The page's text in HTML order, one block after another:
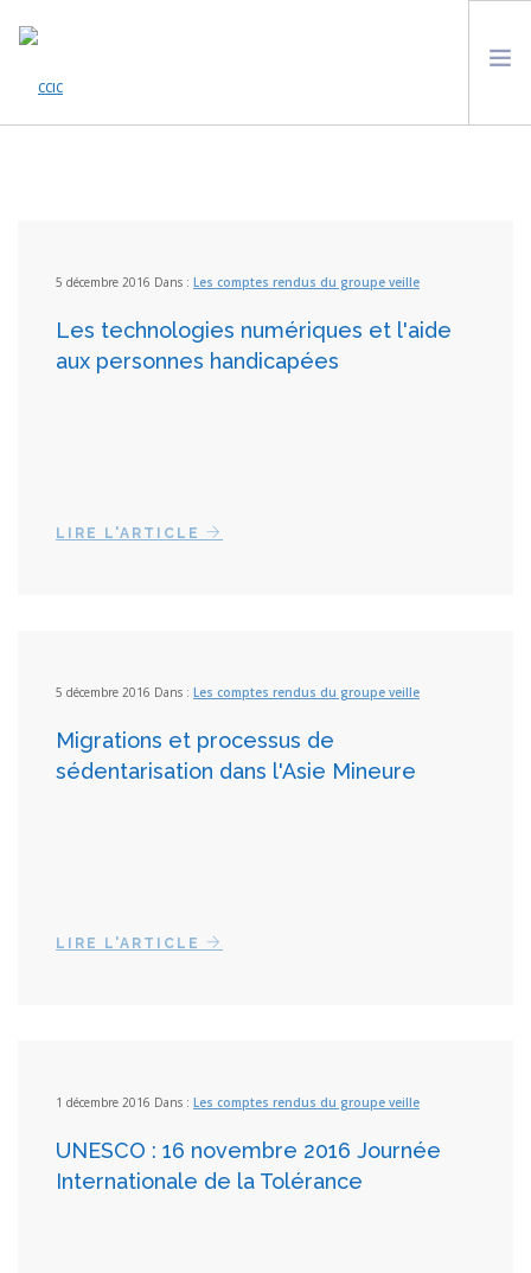
LES ONG DE LA PLATEFORME
5 décembre 2016 Dans : Les comptes rendus du groupe veille
Les technologies numériques et l'aide
aux personnes handicapées
LIRE L'ARTICLE
5 décembre 2016 Dans : Les comptes rendus du groupe veille
Migrations et processus de
sédentarisation dans l'Asie Mineure
LIRE L'ARTICLE
1 décembre 2016 Dans : Les comptes rendus du groupe veille
UNESCO : 16 novembre 2016 Journée
Internationale de la Tolérance